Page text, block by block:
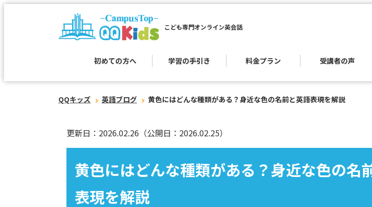
こども専門オンライン英会話
初めての方へ 学習の手引き 料金プラン 受講者の声
QQキッズ 英語ブログ 黄色にはどんな種類がある？身近な色の名前と英語表現を解説
更新日：2026.02.26 （公開日：2026.02.25）
黄色にはどんな種類がある？身近な色の名
表現を解説